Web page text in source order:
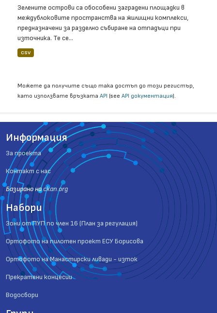
Зелените острови са обособени заградени площадки в
междублоковите пространства на жилищни комплекси,
предназначени за разделно събиране на отпадъци при
източника. Те се...
CSV
Можете да получите също така достъп до този регистър,
като използвате връзката API (see API документация).
Информация
За проекта
Контакт с нас
Базиранo наckan.org
Набори
Зони от ПУП по член 16 (План за регулация)
Ортофото на пилотен проект ЕСУ Борисова
Ортофото на Манастирски ливади - изток
Прекратени концесии
Водосбори